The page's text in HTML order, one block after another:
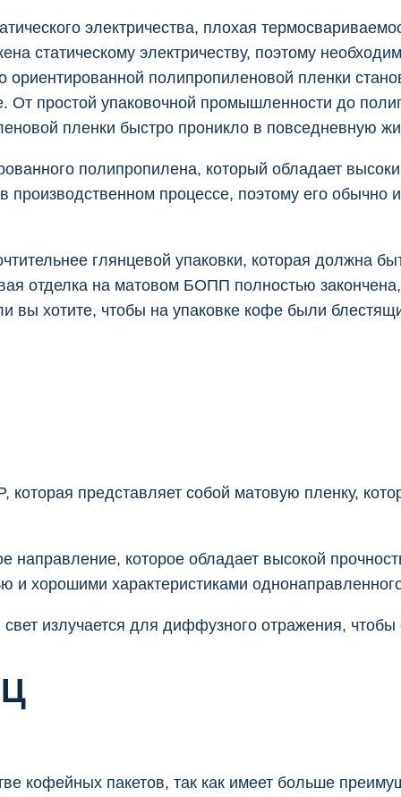
электричества, плохая
статическому электричеству, поэтому
ориентированной полипропиленовой пленки
простой упаковочной промышленности до
пленки быстро проникло в повседневную
полипропилена, который обладает
производственном процессе, поэтому его обычно
глянцевой упаковки, которая должна
отделка на матовом БОПП полностью
хотите, чтобы на упаковке кофе были
которая представляет собой матовую пленку,
которое обладает высокой
и хорошими характеристиками
излучается для диффузного отражения,
кофейных пакетов, так как имеет больше